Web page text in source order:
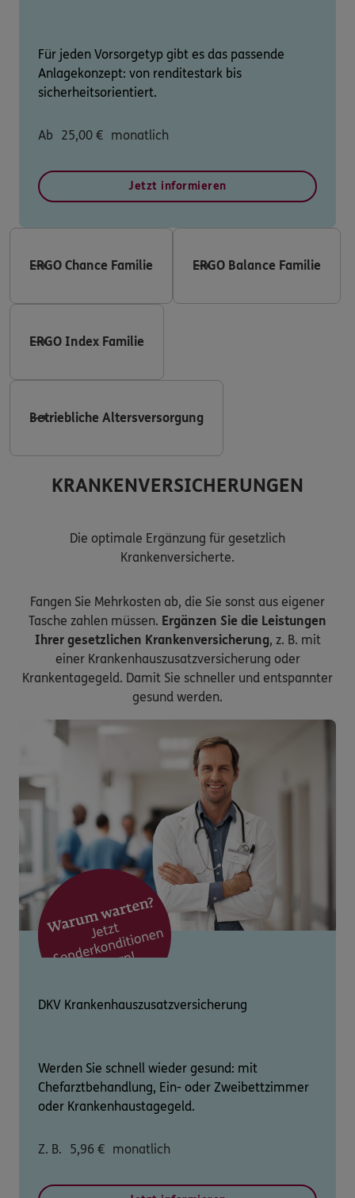
Für jeden Vorsorgetyp gibt es das passende
Anlagekonzept: von renditestark bis
sicherheitsorientiert.
Ab 25,00 € monatlich
Jetzt informieren
ERGO Chance Familie ERGO Balance Familie
ERGO Index Familie
Betriebliche Altersversorgung
KRANKENVERSICHERUNGEN
Die optimale Ergänzung für gesetzlich
Krankenversicherte.
Fangen Sie Mehrkosten ab, die Sie sonst aus eigener
Tasche zahlen müssen. Ergänzen Sie die Leistungen
Ihrer gesetzlichen Krankenversicherung, z. B. mit
einer Krankenhauszusatzversicherung oder
Krankentagegeld. Damit Sie schneller und entspannter
gesund werden.
DKV Krankenhauszusatzversicherung
Werden Sie schnell wieder gesund: mit
Chefarztbehandlung, Ein- oder Zweibettzimmer
oder Krankenhaustagegeld.
Z. B. 5,96 € monatlich